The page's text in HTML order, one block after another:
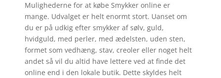
Mulighederne for at købe Smykker online er
mange. Udvalget er helt enormt stort. Uanset om
du er på udkig efter smykker af sølv, guld,
hvidguld, med perler, med ædelsten, uden sten,
formet som vedhæng, stav, creoler eller noget helt
andet så vil du altid have lettere ved at finde det
online end i den lokale butik. Dette skyldes helt